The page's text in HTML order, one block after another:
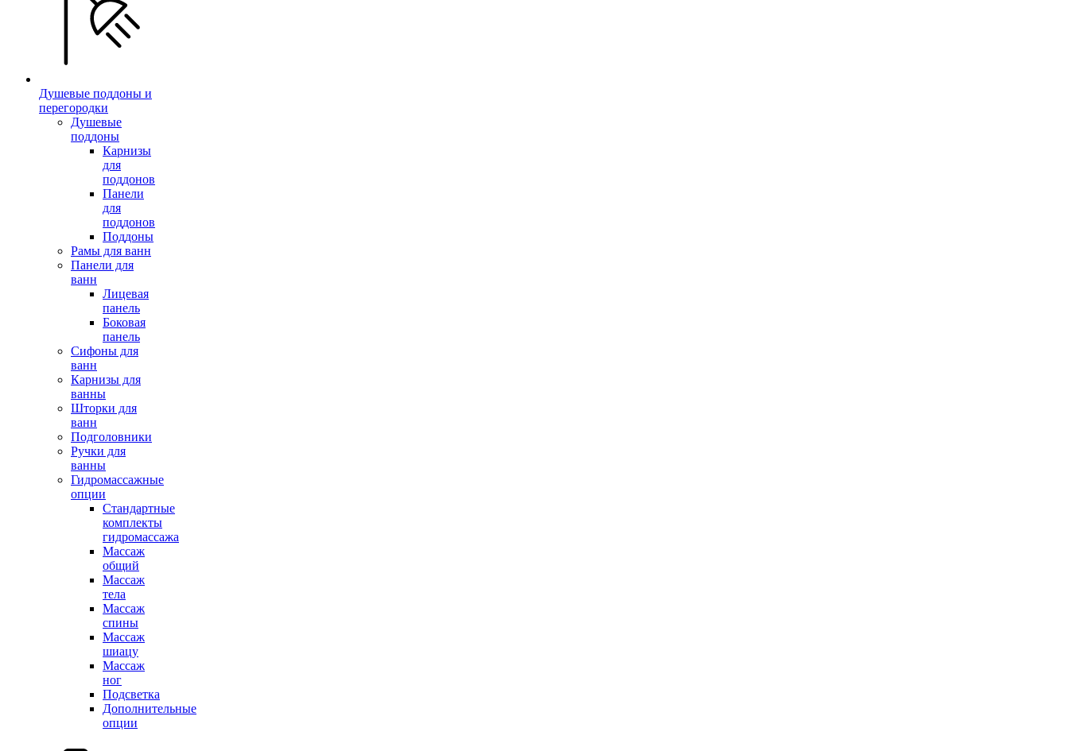
Душевые поддоны и
перегородки
Душевые
поддоны
Карнизы
для
поддонов
Панели
для
поддонов
Поддоны
Рамы для ванн
Панели для
ванн
Лицевая
панель
Боковая
панель
Сифоны для
ванн
Карнизы для
ванны
Шторки для
ванн
Подголовники
Ручки для
ванны
Гидромассажные
опции
Стандартные
комплекты
гидромассажа
Массаж
общий
Массаж
тела
Массаж
спины
Массаж
шиацу
Массаж
ног
Подсветка
Дополнительные
опции